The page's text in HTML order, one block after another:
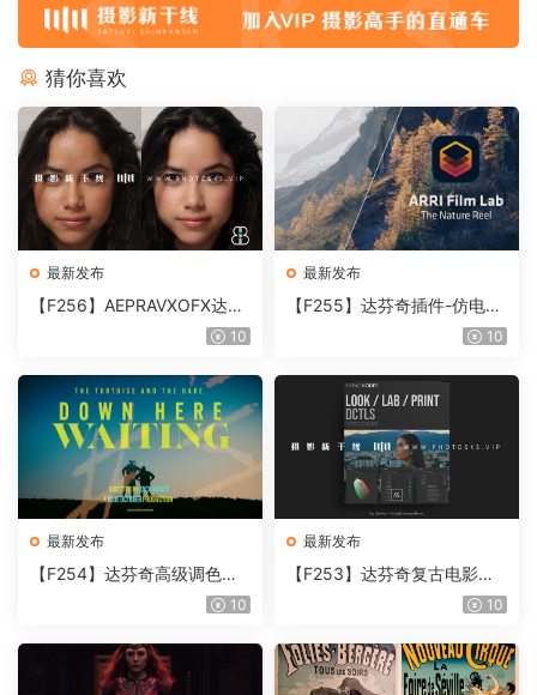
猜你喜欢
最新发布
【F256】AEPRAVXOFX达芬
奇视频人像磨皮润肤美颜插件
10
最新发布
【F255】达芬奇插件-仿电影
胶片视频调色插件 ARRI Film
10
最新发布
【F254】达芬奇高级调色插
件 Contour V2.2.2 WinMac10
最新发布
【F253】达芬奇复古电影胶
片质感DCTL节点调色预设 M
T V4.0
10